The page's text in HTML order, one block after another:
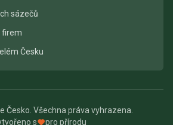
sázečů
firem
Česku
Česko. Všechna práva vyhrazena.
s
pro přírodu